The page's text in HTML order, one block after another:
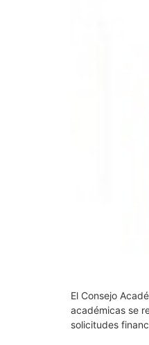
El Consejo
académicas se
solicitudes